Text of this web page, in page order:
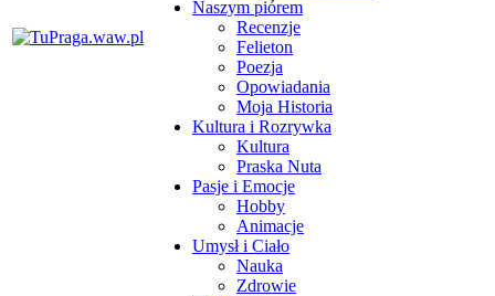
Naszym piórem
Recenzje
Felieton
Poezja
Opowiadania
Moja Historia
Kultura i Rozrywka
Kultura
Praska Nuta
Pasje i Emocje
Hobby
Animacje
Umysł i Ciało
Nauka
Zdrowie